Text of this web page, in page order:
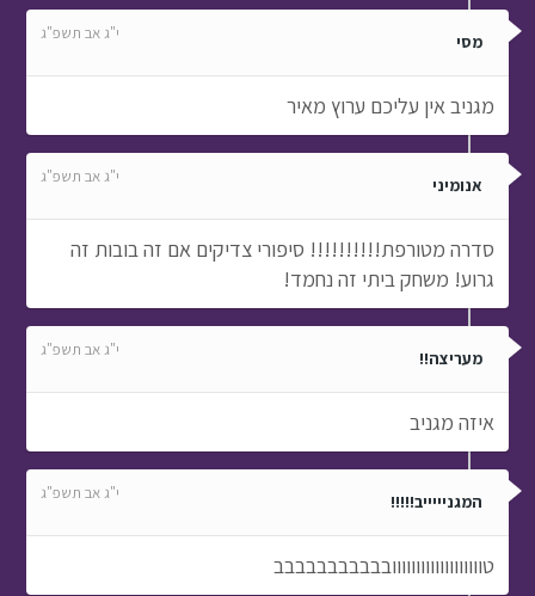
מסי י"ג אב תשפ"ג
מגניב אין עליכם ערוץ מאיר
אנומיני י"ג אב תשפ"ג
סדרה מטורפת!!!!!!!!!! סיפורי צדיקים אם זה בובות זה
גרוע! משחק ביתי זה נחמד!
מעריצה!! י"ג אב תשפ"ג
איזה מגניב
המגניייייב!!!!! י"ג אב תשפ"ג
טווווווווווווווווווובבבבבבבבבבב